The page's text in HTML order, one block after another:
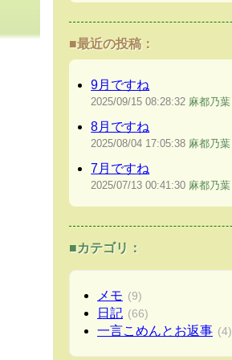
■最近の投稿：
9月ですね
2025/09/15 08:28:32 麻都乃葉
8月ですね
2025/08/04 17:05:38 麻都乃葉
7月ですね
2025/07/13 00:41:30 麻都乃葉
■カテゴリ：
メモ (9)
日記 (66)
一言こめんとお返事 (4)